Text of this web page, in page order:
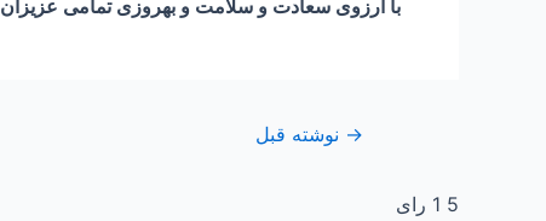
با ارزوی سعادت و سلامت و بهروزی تمامی عزیزان
→ نوشته قبل
5
1 رای